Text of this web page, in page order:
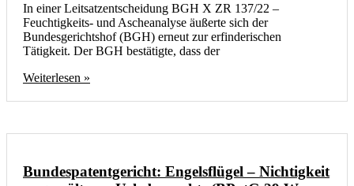
In einer Leitsatzentscheidung BGH X ZR 137/22 –
Feuchtigkeits- und Ascheanalyse äußerte sich der
Bundesgerichtshof (BGH) erneut zur erfinderischen
Tätigkeit. Der BGH bestätigte, dass der
Weiterlesen »
Bundespatentgericht: Engelsflügel – Nichtigkeit